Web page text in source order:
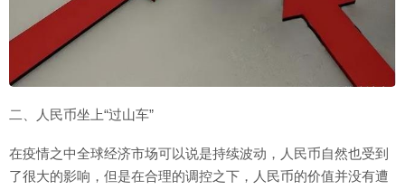
二、人民币坐上“过山车”
在疫情之中全球经济市场可以说是持续波动，人民币自然也受到
了很大的影响，但是在合理的调控之下，人民币的价值并没有遭